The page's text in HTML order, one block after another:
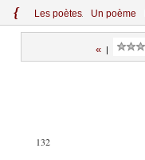
{ Les poètes Un poème
«|
132